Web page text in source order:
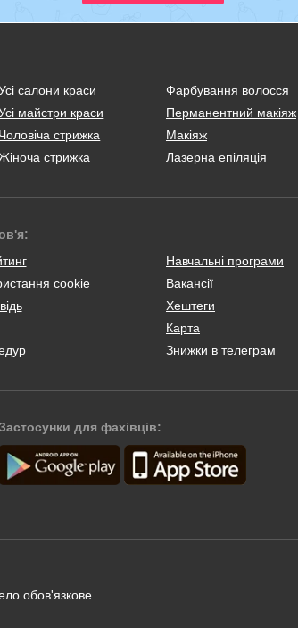
салони краси
майстри краси
Чоловіча стрижка
стрижка
Фарбування волосся
Перманентний макіяж
Макіяж
Лазерна епіляція
cookie
Навчальні програми
Вакансії
Хештеги
Карта
Знижки в телеграм
для фахівців:
обов'язкове